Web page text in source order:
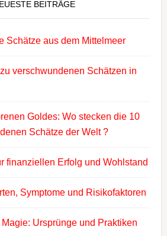
BEITRÄGE
Schätze aus dem Mittelmeer
verschwundenen Schätzen in
Goldes: Wo stecken die 10
Schätze der Welt ?
finanziellen Erfolg und Wohlstand
Symptome und Risikofaktoren
Ursprünge und Praktiken